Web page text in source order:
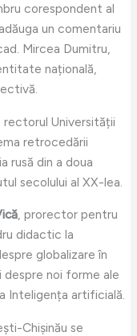
corespondent al
un comentariu
Mircea Dumitru,
națională,
rectorul Universității
retrocedării
rusă din a doua
secolului al XX-lea.
, prorector pentru
didactic la
globalizare în
noi forme ale
Inteligența artificială.
Chișinău se